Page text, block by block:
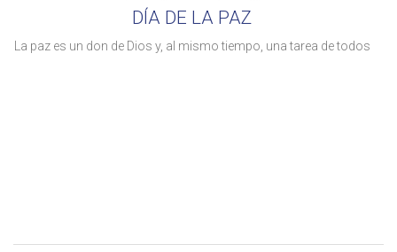
DÍA DE LA PAZ
La paz es un don de Dios y, al mismo tiempo, una tarea de todos